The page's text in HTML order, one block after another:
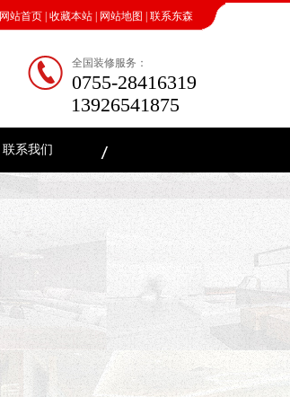
网站首页 收藏本站 网站地图 联系东森
全国装修服务：
0755-28416319
13926541875
联系我们